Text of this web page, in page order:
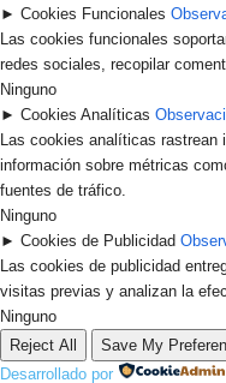
► Cookies Funcionales
Las cookies funcionales
redes sociales, recopilar
Ninguno
► Cookies Analíticas
Las cookies analíticas rastrean
información sobre métricas
fuentes de tráfico.
Ninguno
► Cookies de Publicidad
Las cookies de publicidad
visitas previas y analizan la
Ninguno
Reject All
Save My
Desarrollado por